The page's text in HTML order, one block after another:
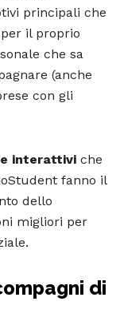
principali che
per il proprio
che sa
(anche
con gli
interattivi che
fanno il
dello
migliori per
di